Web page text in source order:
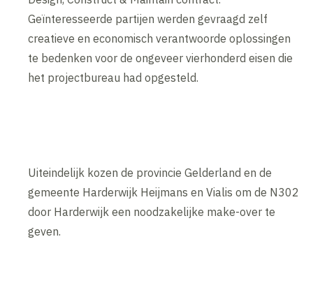
Geïnteresseerde partijen werden gevraagd zelf
creatieve en economisch verantwoorde oplossingen
te bedenken voor de ongeveer vierhonderd eisen die
het projectbureau had opgesteld.
Uiteindelijk kozen de provincie Gelderland en de
gemeente Harderwijk Heijmans en Vialis om de N302
door Harderwijk een noodzakelijke make-over te
geven.